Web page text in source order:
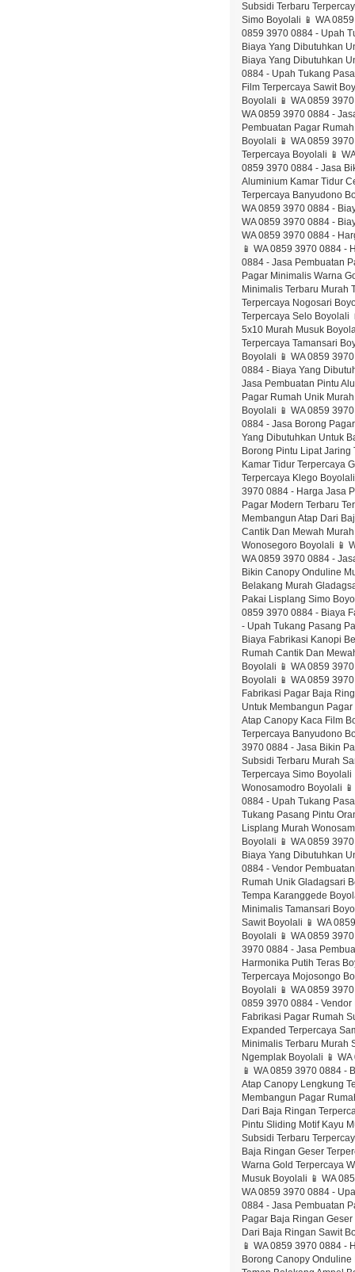
Subsidi Terbaru
Simo Boyolali 📱 WA
0859 3970 0884 - Upah
Biaya Yang Dibutuhkan
Biaya Yang Dibutuhkan
0884 - Upah Tukang
Film Terpercaya Sawit
Boyolali 📱 WA 0859
WA 0859 3970 0884 -
Pembuatan Pagar
Boyolali 📱 WA 0859
Terpercaya Boyolali 📱
0859 3970 0884 - Jasa
Aluminium Kamar Tidur
Terpercaya Banyudono
WA 0859 3970 0884 -
WA 0859 3970 0884 -
WA 0859 3970 0884 -
📱 WA 0859 3970 0884 - Harga Borong Pasang Atap Dari Baja Ringan Murah Karanggede Boyolali 📱 WA 0859 3970 0884 - Jasa Pembuatan Pagar Besi Hitam Terpercaya Mojosongo Boyolali 📱 WA 0859 3970 0884 - Vendor Pembuatan Pagar Minimalis Warna Gold Murah Simo Boyolali 📱 WA 0859 3970 0884 - Jasa Pembuatan Pintu Aluminium Rumah Minimalis Terbaru Murah Tamansari Boyolali 📱 WA 0859 3970 0884 - Upah Tukang Pasang Kanopi Garasi Mewah Terpercaya Nogosari Boyolali 📱 WA 0859 3970 0884 - Upah Tukang Pasang Pagar Rumah Dengan Halaman Luas Terpercaya Selo Boyolali 📱 WA 0859 3970 0884 - Biaya Yang Dibutuhkan Untuk Membangun Canopy Atap Hollow 5x10 Murah Musuk Boyolali 📱 WA 0859 3970 0884 - Biaya Yang Dibutuhkan Untuk Bangun Pintu Sliding Motif Kayu Terpercaya Tamansari Boyolali 📱 WA 0859 3970 0884 - Jasa Pembuatan Atap Canopy Kaca Film Murah Cepogo Boyolali 📱 WA 0859 3970 0884 - Biaya Fabrikasi Pagar Tralis Pakai Lisplang Wonosegoro Boyolali 📱 WA 0859 3970 0884 - Biaya Yang Dibutuhkan Untuk Membangun Kanopi Garasi Mewah Murah Selo Boyolali 📱 WA 0859 3970 0884 - Jasa Pembuatan Pintu Aluminium Kamar Tidur Murah Ngemplak Boyolali 📱 WA 0859 3970 0884 - Jasa Pembuatan Pagar Rumah Unik Murah Nogosari Boyolali 📱 WA 0859 3970 0884 - Biaya Fabrikasi Atap Dari Baja Ringan Kemusu Boyolali 📱 WA 0859 3970 0884 - Jasa Borong Pagar Dak Rumah Terpercaya Wonosegoro Boyolali 📱 WA 0859 3970 0884 - Jasa Borong Pagar Balkon Plat Expanded Terpercaya Wonosamodro Boyolali 📱 WA 0859 3970 0884 - Biaya Yang Dibutuhkan Untuk Bangun Atap Dari Baja Ringan Murah Wonosamodro Boyolali 📱 WA 0859 3970 0884 - Jasa Borong Pintu Lipat Jaring Terpercaya Teras Boyolali 📱 WA 0859 3970 0884 - Vendor Pembuatan Pintu Aluminium Kamar Tidur Terpercaya Gladagsari Boyolali 📱 WA 0859 3970 0884 - Biaya Fabrikasi Pagar Besi Garis Garis Terpercaya Klego Boyolali 📱 WA 0859 3970 0884 - Jasa Borong Kanopi Alderon Upvc Cepogo Boyolali 📱 WA 0859 3970 0884 - Harga Jasa Pembuatan Atap Dari Baja Ringan Musuk Boyolali 📱 WA 0859 3970 0884 - Jasa Borong Pagar Modern Terbaru Terpercaya Juwangi Boyolali 📱 WA 0859 3970 0884 - Biaya Yang Dibutuhkan Untuk